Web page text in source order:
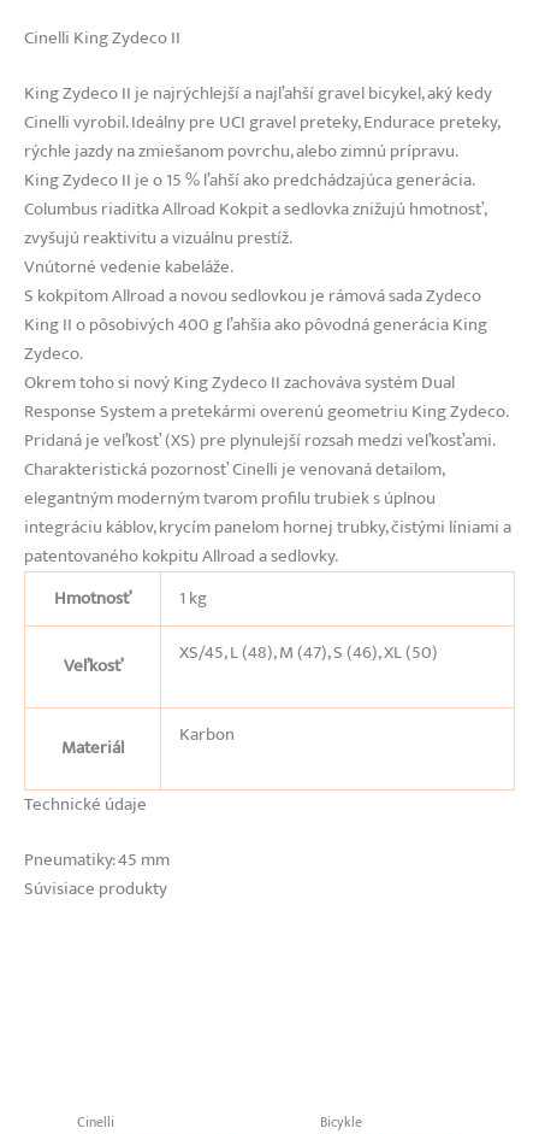
Cinelli King Zydeco II
King Zydeco II je najrýchlejší a najľahší gravel bicykel, aký kedy
Cinelli vyrobil. Ideálny pre UCI gravel preteky, Endurace preteky,
rýchle jazdy na zmiešanom povrchu, alebo zimnú prípravu.
King Zydeco II je o 15 % ľahší ako predchádzajúca generácia.
Columbus riaditka Allroad Kokpit a sedlovka znižujú hmotnosť,
zvyšujú reaktivitu a vizuálnu prestíž.
Vnútorné vedenie kabeláže.
S kokpitom Allroad a novou sedlovkou je rámová sada Zydeco
King II o pôsobivých 400 g ľahšia ako pôvodná generácia King
Zydeco.
Okrem toho si nový King Zydeco II zachováva systém Dual
Response System a pretekármi overenú geometriu King Zydeco.
Pridaná je veľkosť (XS) pre plynulejší rozsah medzi veľkosťami.
Charakteristická pozornosť Cinelli je venovaná detailom,
elegantným moderným tvarom profilu trubiek s úplnou
integráciu káblov, krycím panelom hornej trubky, čistými líniami a
patentovaného kokpitu Allroad a sedlovky.
Hmotnosť
1 kg
Veľkosť XS/45, L (48), M (47), S (46), XL (50)
Materiál Karbon
Technické údaje
Pneumatiky: 45 mm
Súvisiace produkty
Cinelli Bicykle